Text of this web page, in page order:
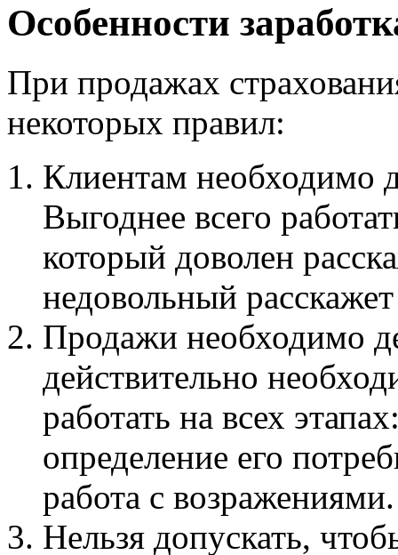
Особенности
При продажах
некоторых правил:
Клиентам необходимо
Выгоднее всего
который доволен
недовольный
Продажи необходимо
действительно
работать на всех
определение его
работа с возражениями.
Нельзя допускать,